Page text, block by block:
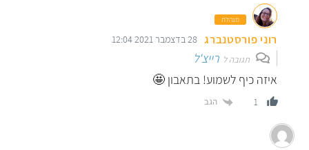
מנהלת
רוני פורסטנברג 28 בדצמבר 2021 12:04
תגובה לרייצ'ל
איזה כיף לשמוע! בתאבון 🤩
1 הגב